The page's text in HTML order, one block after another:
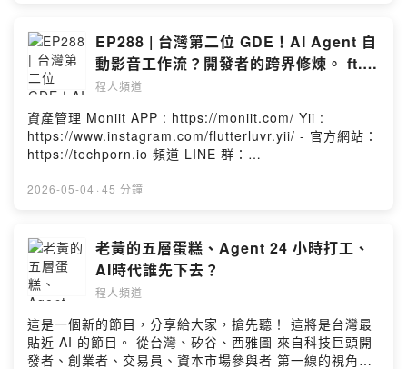
EP288 | 台灣第二位 GDE！AI Agent 自
動影音工作流？開發者的跨界修煉。 ft.
Yii
程人頻道
資產管理 Moniit APP : https://moniit.com/ Yii :
https://www.instagram.com/flutterluvr.yii/ - 官方網站：
https://techporn.io 頻道 LINE 群：
https://linktr.ee/chengrenpindao3 --Hosting provided
2026-05-04 · 45 分鐘
老黃的五層蛋糕、Agent 24 小時打工、
AI時代誰先下去？
程人頻道
這是一個新的節目，分享給大家，搶先聽！ 這將是台灣最
貼近 AI 的節目。 從台灣、矽谷、西雅圖 來自科技巨頭開
發者、創業者、交易員、資本市場參與者 第一線的視角，